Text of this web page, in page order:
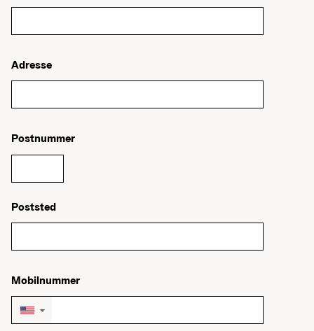
Adresse
Postnummer
Poststed
Mobilnummer
▼